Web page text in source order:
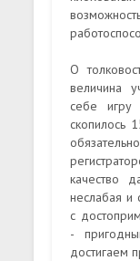
О
величина
себе игру
скопилось
качество
неслабая и
с
-
достигаем